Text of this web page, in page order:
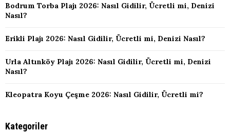
Bodrum Torba Plajı 2026: Nasıl Gidilir, Ücretli mi, Denizi
Nasıl?
Erikli Plajı 2026: Nasıl Gidilir, Ücretli mi, Denizi Nasıl?
Urla Altınköy Plajı 2026: Nasıl Gidilir, Ücretli mi, Denizi
Nasıl?
Kleopatra Koyu Çeşme 2026: Nasıl Gidilir, Ücretli mi?
Kategoriler